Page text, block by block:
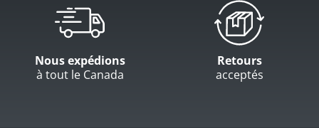
Nous expédions
à tout le Canada
Retours
acceptés